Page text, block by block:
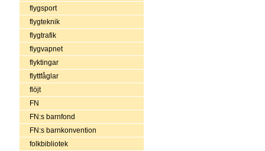
flygsport
flygteknik
flygtrafik
flygvapnet
flyktingar
flyttfåglar
flöjt
FN
FN:s barnfond
FN:s barnkonvention
folkbibliotek